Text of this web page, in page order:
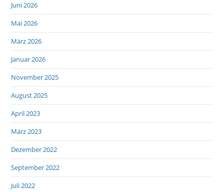
Juni 2026
Mai 2026
März 2026
Januar 2026
November 2025
August 2025
April 2023
März 2023
Dezember 2022
September 2022
Juli 2022